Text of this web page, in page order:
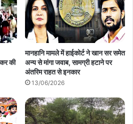
की
मानहानि मामले में हाईकोर्ट ने खान सर समेत
अन्य से मांगा जवाब, सामग्री हटाने पर
अंतरिम राहत से इनकार
13/06/2026